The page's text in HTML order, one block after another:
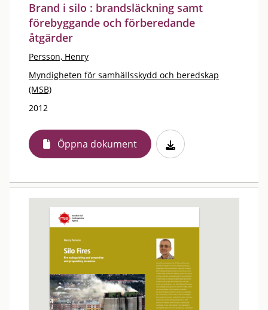
Brand i silo : brandsläckning samt
förebyggande och förberedande
åtgärder
Persson, Henry
Myndigheten för samhällsskydd och beredskap
(MSB)
2012
Öppna dokument